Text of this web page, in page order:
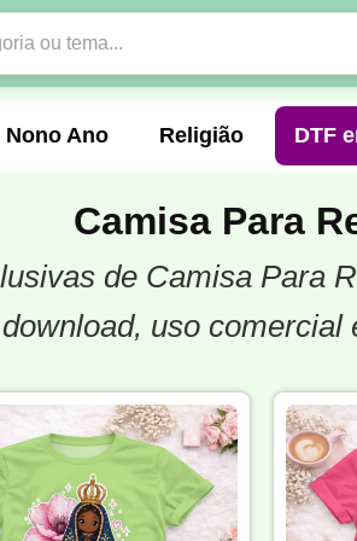
Nono Ano Religião DTF
Formandos Profissão
Pedagogia Biologia
Camisa Para
de Camisa Para
uso comercial